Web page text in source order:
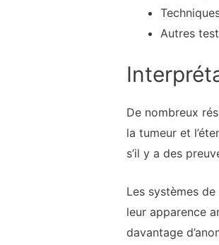
Autres
De nombreux
la tumeur et
s’il y a des
Les systèmes
leur apparence
davantage